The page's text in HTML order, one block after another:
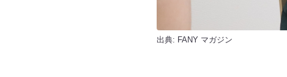
出典: FANY マガジン